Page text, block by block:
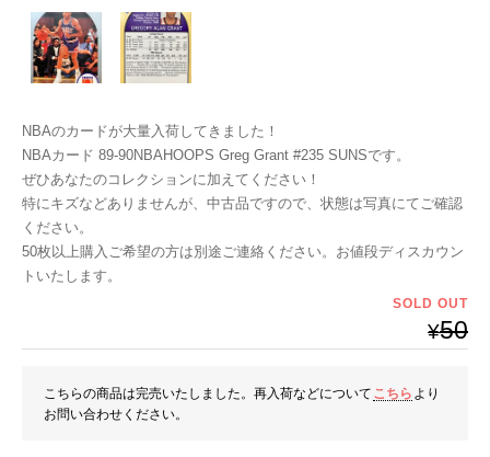
NBAのカードが大量入荷してきました！
NBAカード 89-90NBAHOOPS Greg Grant #235 SUNSです。
ぜひあなたのコレクションに加えてください！
特にキズなどありませんが、中古品ですので、状態は写真にてご確認
ください。
50枚以上購入ご希望の方は別途ご連絡ください。お値段ディスカウン
トいたします。
SOLD OUT
¥50
こちらの商品は完売いたしました。再入荷などについて こちら より
お問い合わせください。